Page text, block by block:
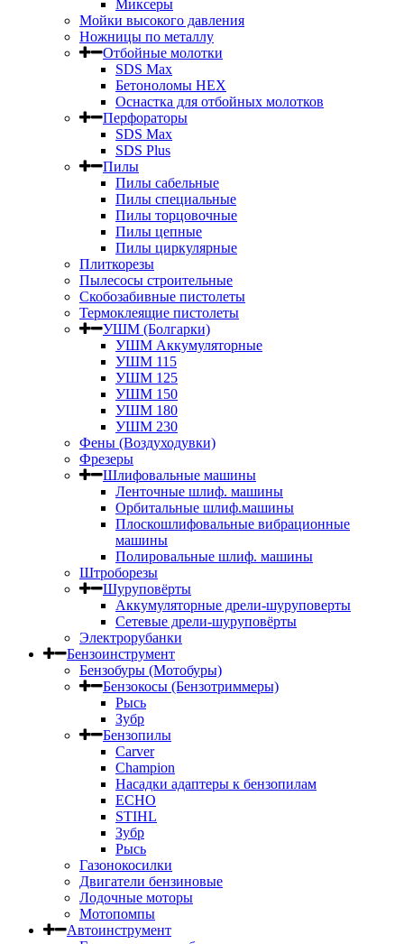
Миксеры
Мойки высокого давления
Ножницы по металлу
Отбойные молотки
SDS Max
Бетоноломы HEX
Оснастка для отбойных молотков
Перфораторы
SDS Max
SDS Plus
Пилы
Пилы сабельные
Пилы специальные
Пилы торцовочные
Пилы цепные
Пилы циркулярные
Плиткорезы
Пылесосы строительные
Скобозабивные пистолеты
Термоклеящие пистолеты
УШМ (Болгарки)
УШМ Аккумуляторные
УШМ 115
УШМ 125
УШМ 150
УШМ 180
УШМ 230
Фены (Воздуходувки)
Фрезеры
Шлифовальные машины
Ленточные шлиф. машины
Орбитальные шлиф.машины
Плоскошлифовальные вибрационные
машины
Полировальные шлиф. машины
Штроборезы
Шуруповёрты
Аккумуляторные дрели-шуруповерты
Сетевые дрели-шуруповёрты
Электрорубанки
Бензоинструмент
Бензобуры (Мотобуры)
Бензокосы (Бензотриммеры)
Рысь
Зубр
Бензопилы
Carver
Champion
Насадки адаптеры к бензопилам
ECHO
STIHL
Зубр
Рысь
Газонокосилки
Двигатели бензиновые
Лодочные моторы
Мотопомпы
Автоинструмент